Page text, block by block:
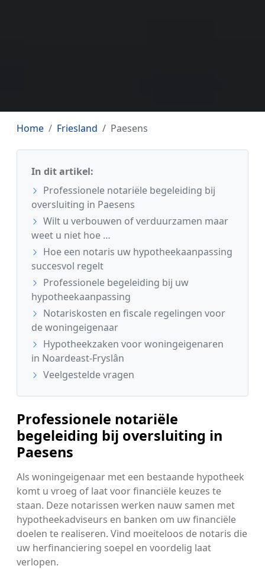
Home Friesland Paesens
In dit artikel:
Professionele notariële begeleiding bij
oversluiting in Paesens
Wilt u verbouwen of verduurzamen maar
weet u niet hoe …
Hoe een notaris uw hypotheekaanpassing
succesvol regelt
Professionele begeleiding bij uw
hypotheekaanpassing
Notariskosten en fiscale regelingen voor
de woningeigenaar
Hypotheekzaken voor woningeigenaren
in Noardeast-Fryslân
Veelgestelde vragen
Professionele notariële
begeleiding bij oversluiting in
Paesens
Als woningeigenaar met een bestaande hypotheek
komt u vroeg of laat voor financiële keuzes te
staan. Deze notarissen werken nauw samen met
hypotheekadviseurs en banken om uw financiële
doelen te realiseren. Vind moeiteloos de notaris die
uw herfinanciering soepel en voordelig laat
verlopen.